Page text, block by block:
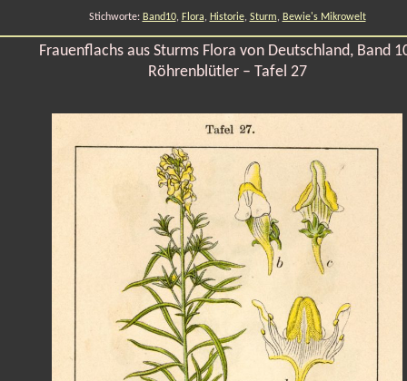
Stichworte: Band10, Flora, Historie, Sturm, Bewie's Mikrowelt
Frauenflachs aus Sturms Flora von Deutschland, Band
Röhrenblütler – Tafel 27